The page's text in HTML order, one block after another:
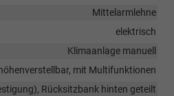
Mittelarmlehne
elektrisch
Klimaanlage manuell
mit Multifunktionen
Rücksitzbank hinten geteilt